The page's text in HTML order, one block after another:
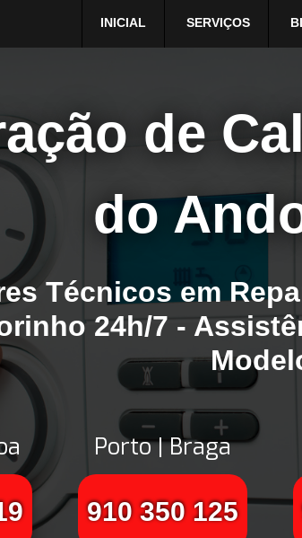
INICIAL SERVIÇOS
de
do
Técnicos em
24h/7 -
Porto | Braga
910 350 125